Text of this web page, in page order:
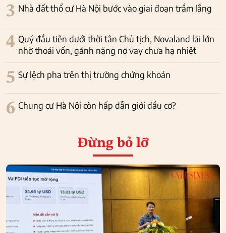
3 Nhà đất thổ cư Hà Nội bước vào giai đoạn trầm lắng
4 Quý đầu tiên dưới thời tân Chủ tịch, Novaland lãi lớn
nhờ thoái vốn, gánh nặng nợ vay chưa hạ nhiệt
5 Sự lệch pha trên thị trường chứng khoán
6 Chung cư Hà Nội còn hấp dẫn giới đầu cơ?
Đừng bỏ lỡ